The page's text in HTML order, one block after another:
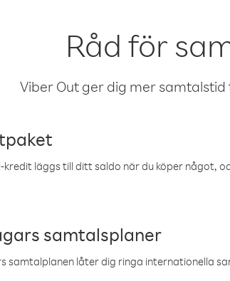
Råd för
Viber Out ger dig mer
kredit läggs till ditt saldo när du köper något,
samtalsplaner
samtalplanen låter dig ringa internationella